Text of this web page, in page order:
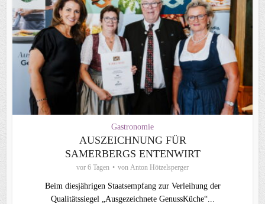
Gastronomie
AUSZEICHNUNG FÜR
SAMERBERGS ENTENWIRT
vor 6 Tagen von Anton Hötzelsperger
Beim diesjährigen Staatsempfang zur Verleihung der
Qualitätssiegel „Ausgezeichnete GenussKüche“...